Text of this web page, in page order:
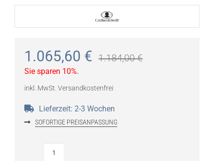
1.065,60 € 1.184,00€
Sie sparen 10%.
inkl. MwSt. Versandkostenfrei
Lieferzeit: 2-3 Wochen
SOFORTIGE PREISANPASSUNG